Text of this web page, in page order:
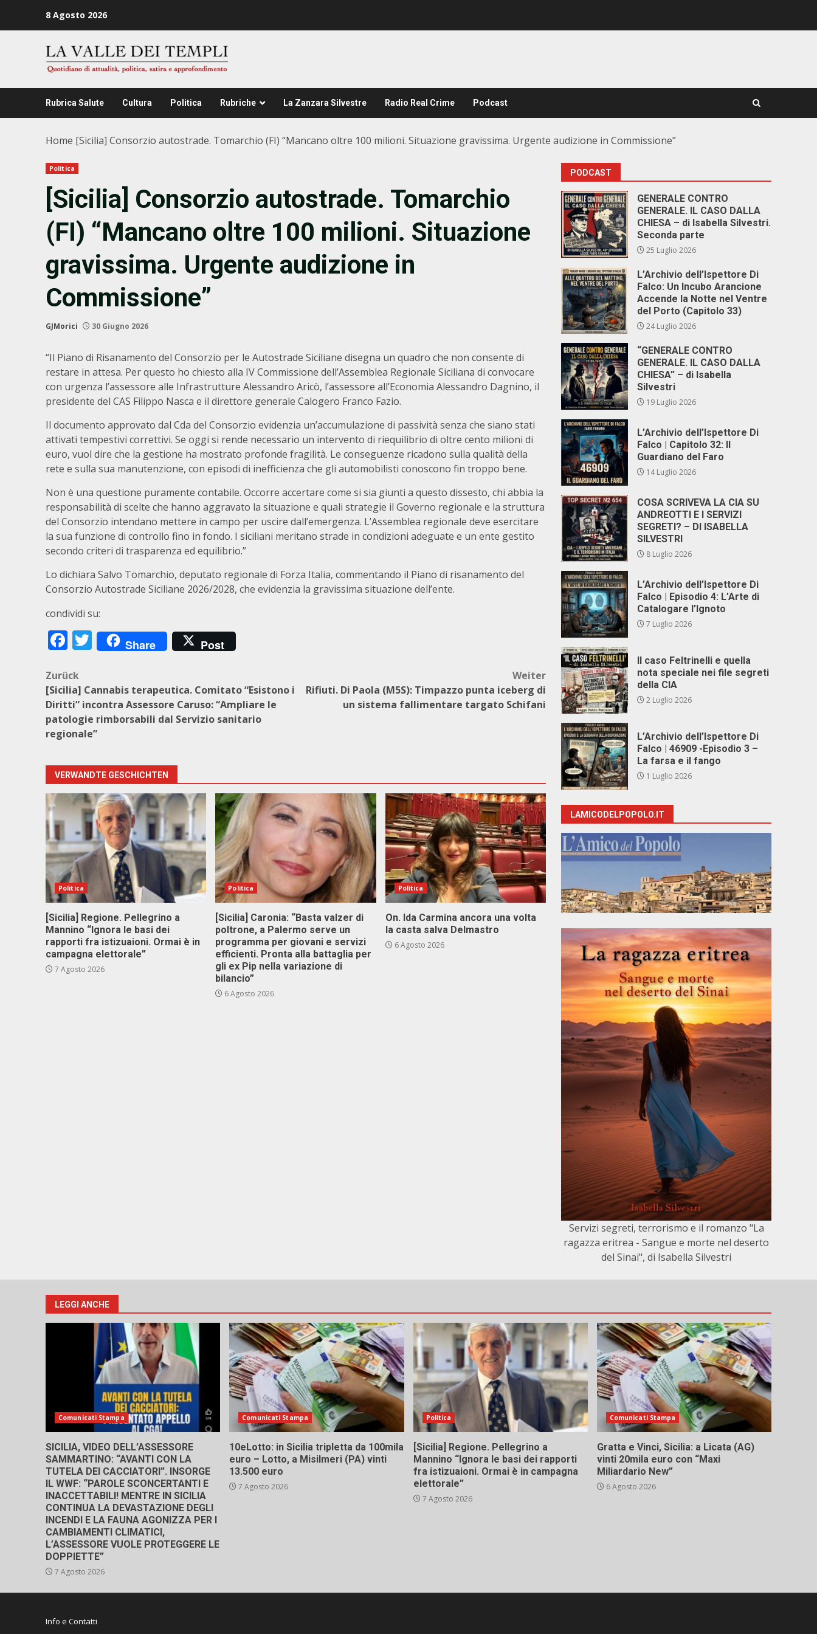
8 Agosto 2026
Rubrica Salute Cultura Politica Rubriche La Zanzara Silvestre Radio Real Crime Podcast
Home [Sicilia] Consorzio autostrade. Tomarchio (FI) “Mancano oltre 100 milioni. Situazione gravissima. Urgente audizione in Commissione”
Politica
[Sicilia] Consorzio autostrade. Tomarchio
(FI) “Mancano oltre 100 milioni. Situazione
gravissima. Urgente audizione in
Commissione”
GJMorici 30 Giugno 2026
“Il Piano di Risanamento del Consorzio per le Autostrade Siciliane disegna un quadro che non consente di
restare in attesa. Per questo ho chiesto alla IV Commissione dell’Assemblea Regionale Siciliana di convocare
con urgenza l’assessore alle Infrastrutture Alessandro Aricò, l’assessore all’Economia Alessandro Dagnino, il
presidente del CAS Filippo Nasca e il direttore generale Calogero Franco Fazio.
Il documento approvato dal Cda del Consorzio evidenzia un’accumulazione di passività senza che siano stati
attivati tempestivi correttivi. Se oggi si rende necessario un intervento di riequilibrio di oltre cento milioni di
euro, vuol dire che la gestione ha mostrato profonde fragilità. Le conseguenze ricadono sulla qualità della
rete e sulla sua manutenzione, con episodi di inefficienza che gli automobilisti conoscono fin troppo bene.
Non è una questione puramente contabile. Occorre accertare come si sia giunti a questo dissesto, chi abbia la
responsabilità di scelte che hanno aggravato la situazione e quali strategie il Governo regionale e la struttura
del Consorzio intendano mettere in campo per uscire dall’emergenza. L’Assemblea regionale deve esercitare
la sua funzione di controllo fino in fondo. I siciliani meritano strade in condizioni adeguate e un ente gestito
secondo criteri di trasparenza ed equilibrio.”
Lo dichiara Salvo Tomarchio, deputato regionale di Forza Italia, commentando il Piano di risanamento del
Consorzio Autostrade Siciliane 2026/2028, che evidenzia la gravissima situazione dell’ente.
condividi su:
Facebook
Twitter
Share Post
Beitragsnavigation
Zurück
[Sicilia] Cannabis terapeutica. Comitato “Esistono i
Diritti” incontra Assessore Caruso: “Ampliare le
patologie rimborsabili dal Servizio sanitario
regionale”
Weiter
Rifiuti. Di Paola (M5S): Timpazzo punta iceberg di
un sistema fallimentare targato Schifani
VERWANDTE GESCHICHTEN
Politica
[Sicilia] Regione. Pellegrino a
Mannino “Ignora le basi dei
rapporti fra istizuaioni. Ormai è in
campagna elettorale”
7 Agosto 2026
Politica
[Sicilia] Caronia: “Basta valzer di
poltrone, a Palermo serve un
programma per giovani e servizi
efficienti. Pronta alla battaglia per
gli ex Pip nella variazione di
bilancio”
6 Agosto 2026
Politica
On. Ida Carmina ancora una volta
la casta salva Delmastro
6 Agosto 2026
PODCAST
GENERALE CONTRO
GENERALE. IL CASO DALLA
CHIESA – di Isabella Silvestri.
Seconda parte
25 Luglio 2026
L’Archivio dell’Ispettore Di
Falco: Un Incubo Arancione
Accende la Notte nel Ventre
del Porto (Capitolo 33)
24 Luglio 2026
“GENERALE CONTRO
GENERALE. IL CASO DALLA
CHIESA” – di Isabella
Silvestri
19 Luglio 2026
L’Archivio dell’Ispettore Di
Falco | Capitolo 32: Il
Guardiano del Faro
14 Luglio 2026
COSA SCRIVEVA LA CIA SU
ANDREOTTI E I SERVIZI
SEGRETI? – DI ISABELLA
SILVESTRI
8 Luglio 2026
L’Archivio dell’Ispettore Di
Falco | Episodio 4: L’Arte di
Catalogare l’Ignoto
7 Luglio 2026
Il caso Feltrinelli e quella
nota speciale nei file segreti
della CIA
2 Luglio 2026
L’Archivio dell’Ispettore Di
Falco | 46909 -Episodio 3 –
La farsa e il fango
1 Luglio 2026
LAMICODELPOPOLO.IT
Servizi segreti, terrorismo e il romanzo "La
ragazza eritrea - Sangue e morte nel deserto
del Sinai", di Isabella Silvestri
LEGGI ANCHE
Comunicati Stampa
SICILIA, VIDEO DELL’ASSESSORE
SAMMARTINO: “AVANTI CON LA
TUTELA DEI CACCIATORI”. INSORGE
IL WWF: “PAROLE SCONCERTANTI E
INACCETTABILI! MENTRE IN SICILIA
CONTINUA LA DEVASTAZIONE DEGLI
INCENDI E LA FAUNA AGONIZZA PER I
CAMBIAMENTI CLIMATICI,
L’ASSESSORE VUOLE PROTEGGERE LE
DOPPIETTE”
7 Agosto 2026
Comunicati Stampa
10eLotto: in Sicilia tripletta da 100mila
euro – Lotto, a Misilmeri (PA) vinti
13.500 euro
7 Agosto 2026
Politica
[Sicilia] Regione. Pellegrino a
Mannino “Ignora le basi dei rapporti
fra istizuaioni. Ormai è in campagna
elettorale”
7 Agosto 2026
Comunicati Stampa
Gratta e Vinci, Sicilia: a Licata (AG)
vinti 20mila euro con “Maxi
Miliardario New”
6 Agosto 2026
Info e Contatti